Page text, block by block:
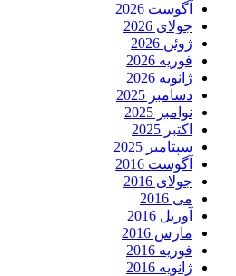
آگوست 2026
جولای 2026
ژوئن 2026
فوریه 2026
ژانویه 2026
دسامبر 2025
نوامبر 2025
اکتبر 2025
سپتامبر 2025
آگوست 2016
جولای 2016
می 2016
آوریل 2016
مارس 2016
فوریه 2016
ژانویه 2016